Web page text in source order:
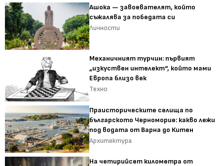
Ашока — завоевателят, който
съжалява за победата си
Личности
Механичният турчин: първият
„изкуствен интелект“, който мами
Европа близо век
Техно
Праисторическите селища по
българското Черноморие: какво лежи
под водата от Варна до Китен
Архитектура
На четирийсет километра от